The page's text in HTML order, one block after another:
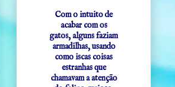
Com o intuito de
acabar com os
gatos, alguns faziam
armadilhas, usando
como iscas coisas
estranhas que
chamavam a atenção